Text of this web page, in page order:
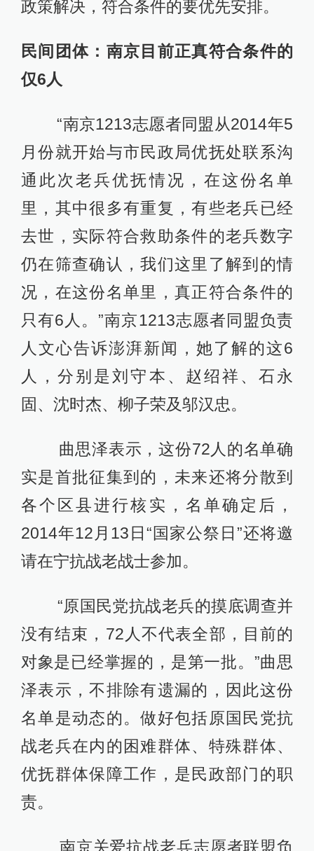
政策解决，符合条件的要优先安排。
民间团体：南京目前正真符合条件的
仅6人
“南京1213志愿者同盟从2014年5
月份就开始与市民政局优抚处联系沟
通此次老兵优抚情况，在这份名单
里，其中很多有重复，有些老兵已经
去世，实际符合救助条件的老兵数字
仍在筛查确认，我们这里了解到的情
况，在这份名单里，真正符合条件的
只有6人。”南京1213志愿者同盟负责
人文心告诉澎湃新闻，她了解的这6
人，分别是刘守本、赵绍祥、石永
固、沈时杰、柳子荣及邬汉忠。
曲思泽表示，这份72人的名单确
实是首批征集到的，未来还将分散到
各个区县进行核实，名单确定后，
2014年12月13日“国家公祭日”还将邀
请在宁抗战老战士参加。
“原国民党抗战老兵的摸底调查并
没有结束，72人不代表全部，目前的
对象是已经掌握的，是第一批。”曲思
泽表示，不排除有遗漏的，因此这份
名单是动态的。做好包括原国民党抗
战老兵在内的困难群体、特殊群体、
优抚群体保障工作，是民政部门的职
责。
南京关爱抗战老兵志愿者联盟负